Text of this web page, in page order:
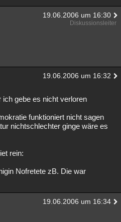
19.06.2006 um 16:30
Diskussionsleiter
19.06.2006 um 16:32
gebe es nicht verloren
funktioniert nicht sagen
nichtschlechter ginge wäre es
rein:
Nofretete zB. Die war
19.06.2006 um 16:34